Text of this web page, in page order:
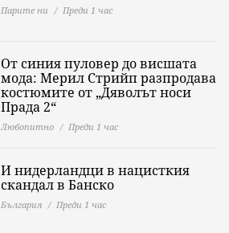
Парите ни Преди 1 час
От синия пуловер до висшата
мода: Мерил Стрийп разпродава
костюмите от „Дяволът носи
Прада 2“
Любопитно Преди 1 час
И нидерландци в нацисткия
скандал в Банско
България Преди 1 час